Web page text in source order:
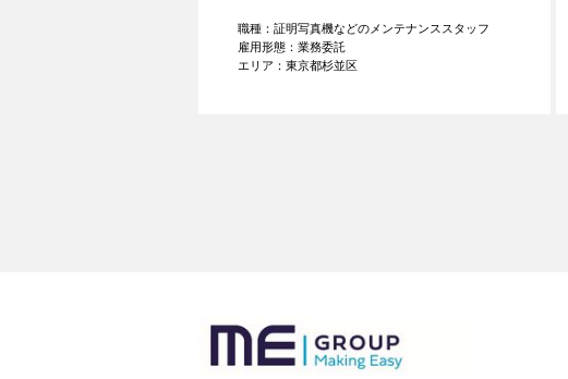
職種：証明写真機などのメンテナンススタッフ
雇用形態：業務委託
エリア：東京都杉並区